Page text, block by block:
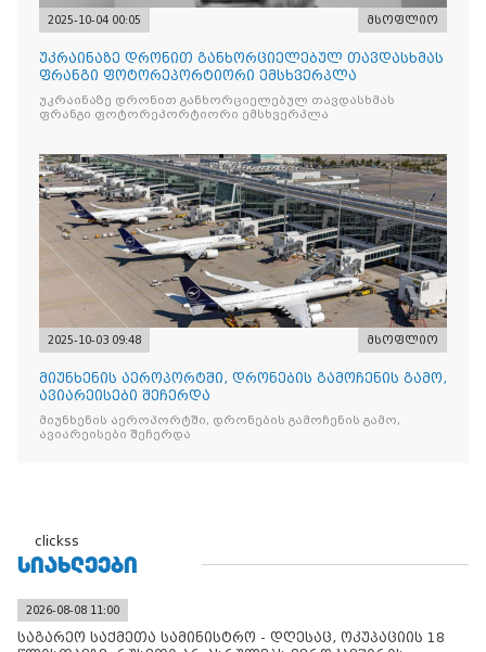
2025-10-04 00:05 მსოფლიო
უკრაინაზე დრონით განხორციელებულ თავდასხმას
ფრანგი ფოტორეპორტიორი ემსხვერპლა
უკრაინაზე დრონით განხორციელებულ თავდასხმას
ფრანგი ფოტორეპორტიორი ემსხვერპლა
2025-10-03 09:48 მსოფლიო
მიუნხენის აეროპორტში, დრონების გამოჩენის გამო,
ავიარეისები შეჩერდა
მიუნხენის აეროპორტში, დრონების გამოჩენის გამო,
ავიარეისები შეჩერდა
clickss
ᲡᲘᲐᲮᲚᲔᲔᲑᲘ
2026-08-08 11:00
საგარეო საქმეთა სამინისტრო - დღესაც, ოკუპაციის 18